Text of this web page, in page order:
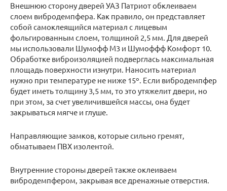
Внешнюю сторону дверей УАЗ Патриот обклеиваем
слоем вибродемпфера. Как правило, он представляет
собой самоклеящийся материал с лицевым
фольгированным слоем, толщиной 2,5 мм. Для дверей
мы использовали Шумофф М3 и Шумоффф Комфорт 10.
Обработке виброизоляцией подверглась максимальная
площадь поверхности изнутри. Наносить материал
нужно при температуре не ниже 15º. Если вибродемпфер
будет иметь толщину 3,5 мм, то это утяжелит двери, но
при этом, за счет увеличившейся массы, она будет
закрываться мягче и глуше.
Направляющие замков, которые сильно гремят,
обматываем ПВХ изолентой.
Внутренние стороны дверей также оклеиваем
вибродемпфером, закрывая все дренажные отверстия.